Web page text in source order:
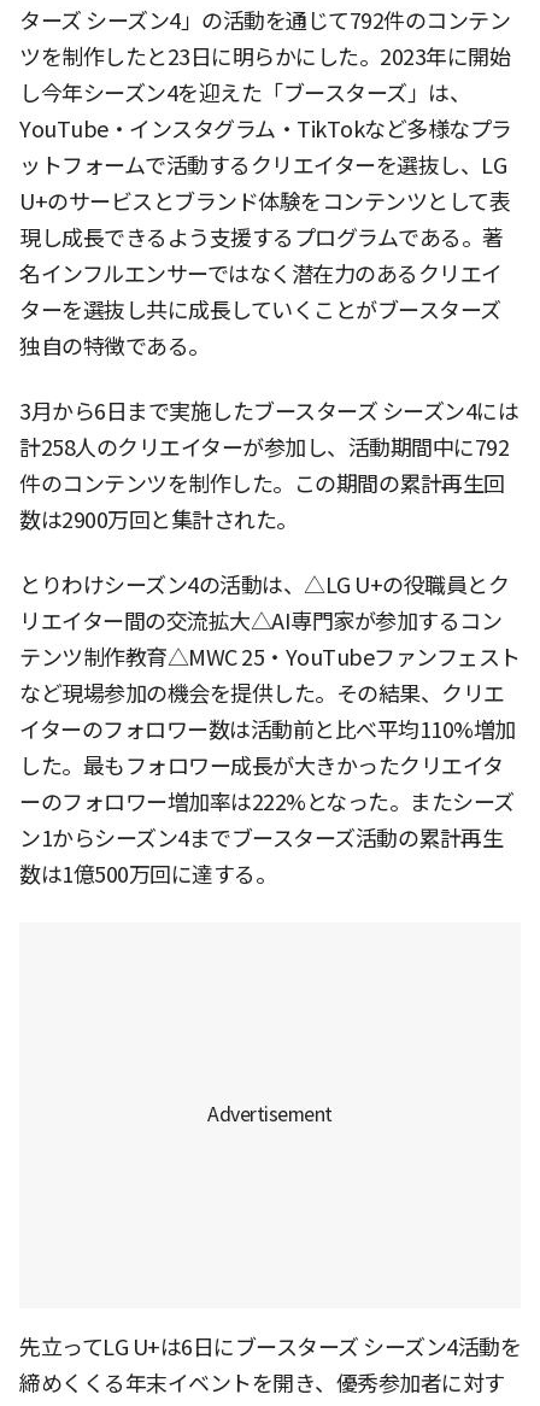
ターズ シーズン4」の活動を通じて792件のコンテン
ツを制作したと23日に明らかにした。2023年に開始
し今年シーズン4を迎えた「ブースターズ」は、
YouTube・インスタグラム・TikTokなど多様なプラ
ットフォームで活動するクリエイターを選抜し、LG
U+のサービスとブランド体験をコンテンツとして表
現し成長できるよう支援するプログラムである。著
名インフルエンサーではなく潜在力のあるクリエイ
ターを選抜し共に成長していくことがブースターズ
独自の特徴である。
3月から6日まで実施したブースターズ シーズン4には
計258人のクリエイターが参加し、活動期間中に792
件のコンテンツを制作した。この期間の累計再生回
数は2900万回と集計された。
とりわけシーズン4の活動は、△LG U+の役職員とク
リエイター間の交流拡大△AI専門家が参加するコン
テンツ制作教育△MWC 25・YouTubeファンフェスト
など現場参加の機会を提供した。その結果、クリエ
イターのフォロワー数は活動前と比べ平均110%増加
した。最もフォロワー成長が大きかったクリエイタ
ーのフォロワー増加率は222%となった。またシーズ
ン1からシーズン4までブースターズ活動の累計再生
数は1億500万回に達する。
先立ってLG U+は6日にブースターズ シーズン4活動を
締めくくる年末イベントを開き、優秀参加者に対す